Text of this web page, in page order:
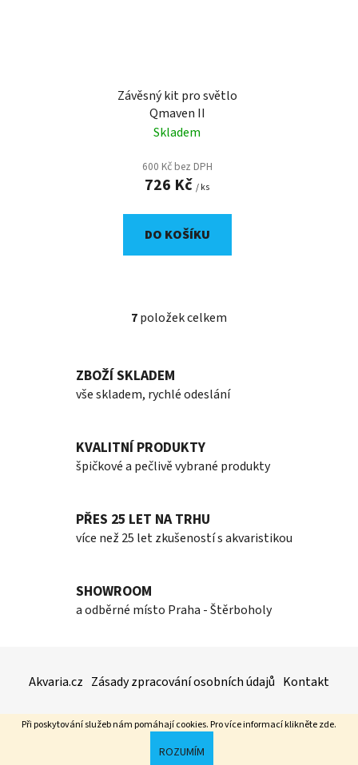
Při poskytování služeb nám pomáhají cookies. Pro více informací kliknětezde.
ROZUMÍM
Závěsný kit pro světlo
Qmaven II
Skladem
600 Kč bez DPH
726 Kč / ks
DO KOŠÍKU
O
d
í
p
k
y
i
7položek celkem
ZBOŽÍ SKLADEM
vše skladem, rychlé odeslání
KVALITNÍ PRODUKTY
špičkové a pečlivě vybrané produkty
PŘES 25 LET NA TRHU
více než 25 let zkušeností s akvaristikou
SHOWROOM
a odběrné místo Praha - Štěrboholy
a
Akvaria.cz Zásady zpracování osobních údajů Kontakt
Vytvořil Shoptet
Akvaria.cz. Všechna práva vyhrazena.